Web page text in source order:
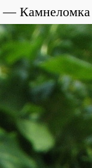
Камнеломка